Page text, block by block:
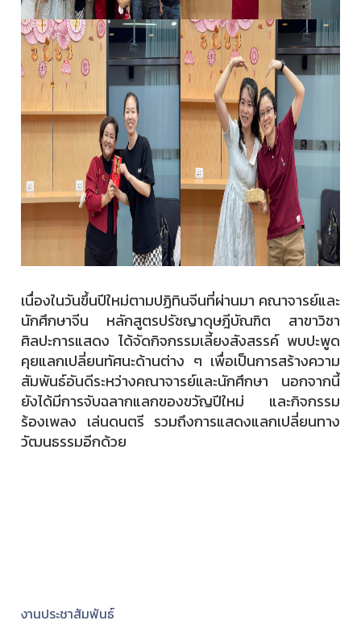
เนื่องในวันขึ้นปีใหม่ตามปฏิทินจีนที่ผ่านมา คณาจารย์และ
นักศึกษาจีน หลักสูตรปรัชญาดุษฎีบัณฑิต สาขาวิชา
ศิลปะการแสดง ได้จัดกิจกรรมเลี้ยงสังสรรค์ พบปะพูด
คุยแลกเปลี่ยนทัศนะด้านต่าง ๆ เพื่อเป็นการสร้างความ
สัมพันธ์อันดีระหว่างคณาจารย์และนักศึกษา นอกจากนี้
ยังได้มีการจับฉลากแลกของขวัญปีใหม่ และกิจกรรม
ร้องเพลง เล่นดนตรี รวมถึงการแสดงแลกเปลี่ยนทาง
วัฒนธรรมอีกด้วย
งานประชาสัมพันธ์